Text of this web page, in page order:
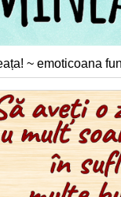
~ emoticoana